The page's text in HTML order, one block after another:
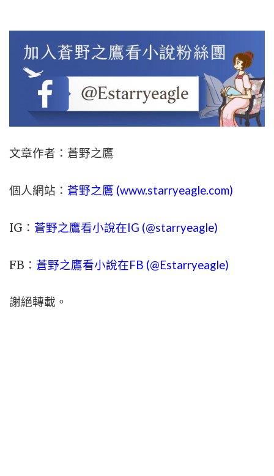
文章作者：蒼野之鷹
個人網站： 蒼野之鷹 (www.starryeagle.com)
IG： 蒼野之鷹看小說在IG (@starryeagle)
FB： 蒼野之鷹看小說在FB (@Estarryeagle)
謝絕轉載。